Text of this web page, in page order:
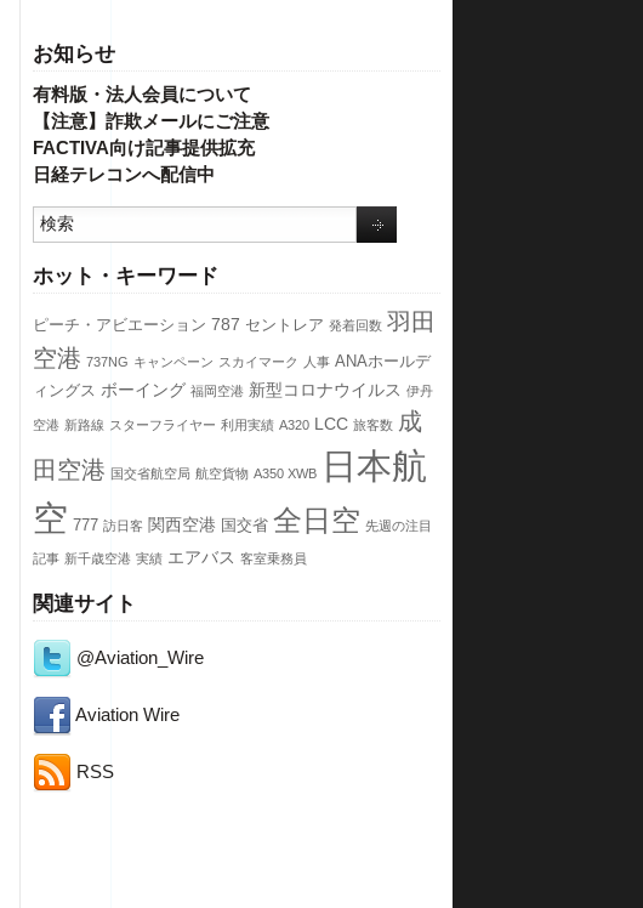
お知らせ
有料版・法人会員について
【注意】詐欺メールにご注意
FACTIVA向け記事提供拡充
日経テレコンへ配信中
ホット・キーワード
ピーチ・アビエーション 787 セントレア 発着回数 羽田
空港 737NG キャンペーン スカイマーク 人事 ANAホールデ
ィングス ボーイング 福岡空港 新型コロナウイルス 伊丹
空港 新路線 スターフライヤー 利用実績 A320 LCC 旅客数 成
田空港 国交省航空局 航空貨物 A350 XWB
日本航
空 777 訪日客 関西空港 国交省 全日空 先週の注目
記事 新千歳空港 実績 エアバス 客室乗務員
関連サイト
@Aviation_Wire
Aviation Wire
RSS